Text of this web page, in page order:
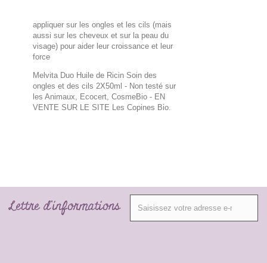
appliquer sur les ongles et les cils (mais
aussi sur les cheveux et sur la peau du
visage) pour aider leur croissance et leur
force
Melvita Duo Huile de Ricin Soin des
ongles et des cils 2X50ml - Non testé sur
les Animaux, Ecocert, CosmeBio - EN
VENTE SUR LE SITE Les Copines Bio.
Lettre d'informations